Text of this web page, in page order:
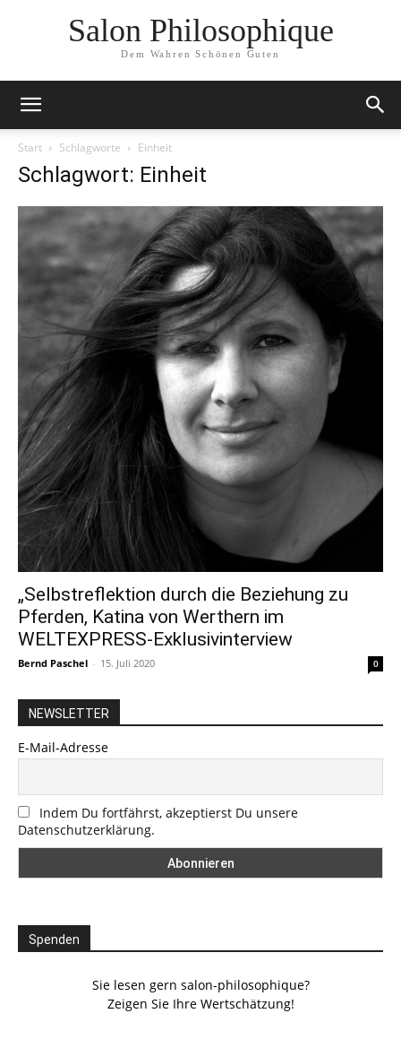
Salon Philosophique
Dem Wahren Schönen Guten
Start Schlagworte Einheit
Schlagwort: Einheit
„Selbstreflektion durch die Beziehung zu
Pferden, Katina von Werthern im
WELTEXPRESS-Exklusivinterview
Bernd Paschel - 15. Juli 2020 0
NEWSLETTER
E-Mail-Adresse
Indem Du fortfährst, akzeptierst Du unsere
Datenschutzerklärung.
Spenden
Sie lesen gern salon-philosophique?
Zeigen Sie Ihre Wertschätzung!